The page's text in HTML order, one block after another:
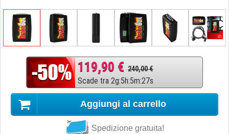
119,90 € 240,00 €
Scade tra 2g:5h:5m:26s
Aggiungi al carrello
Spedizione gratuita!